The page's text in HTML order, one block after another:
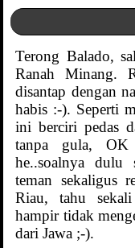
Terong Balado,
Ranah Minang.
disantap dengan
habis :-). Seperti
ini berciri pedas
tanpa gula,
he..soalnya dulu
teman sekaligus
Riau, tahu sekali
hampir tidak
dari Jawa ;-).